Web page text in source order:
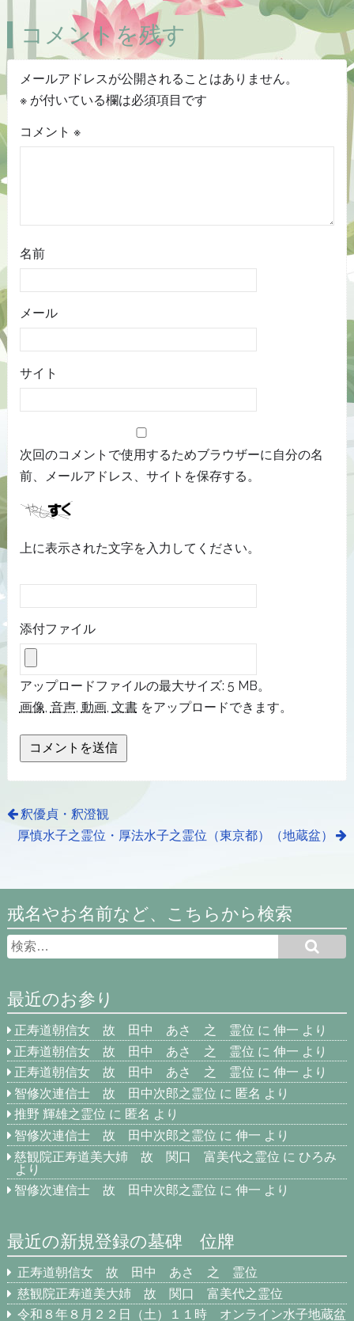
コメントを残す
メールアドレスが公開されることはありません。
※が付いている欄は必須項目です
コメント ※
名前
メール
サイト
次回のコメントで使用するためブラウザーに自分の名
前、メールアドレス、サイトを保存する。
上に表示された文字を入力してください。
添付ファイル
アップロードファイルの最大サイズ: 5 MB。
画像, 音声, 動画, 文書をアップロードできます。
釈優貞・釈澄観
厚慎水子之霊位・厚法水子之霊位（東京都）（地蔵盆）
戒名やお名前など、こちらから検索
最近のお参り
正寿道朝信女 故 田中 あさ 之 霊位 に伸一 より
正寿道朝信女 故 田中 あさ 之 霊位 に伸一 より
正寿道朝信女 故 田中 あさ 之 霊位 に伸一 より
智修次連信士 故 田中次郎之霊位 に 匿名 より
推野 輝雄之霊位 に 匿名 より
智修次連信士 故 田中次郎之霊位 に伸一 より
慈観院正寿道美大姉 故 関口 富美代之霊位 に ひろみ
より
智修次連信士 故 田中次郎之霊位 に伸一 より
最近の新規登録の墓碑 位牌
正寿道朝信女 故 田中 あさ 之 霊位
慈観院正寿道美大姉 故 関口 富美代之霊位
令和８年８月２２日（土）１１時 オンライン水子地蔵盆